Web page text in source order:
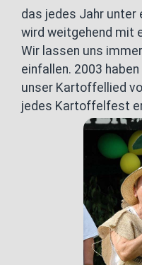
das jedes Jahr unter
wird weitgehend mit
Wir lassen uns
einfallen. 2003
unser Kartoffellied
jedes Kartoffelfest